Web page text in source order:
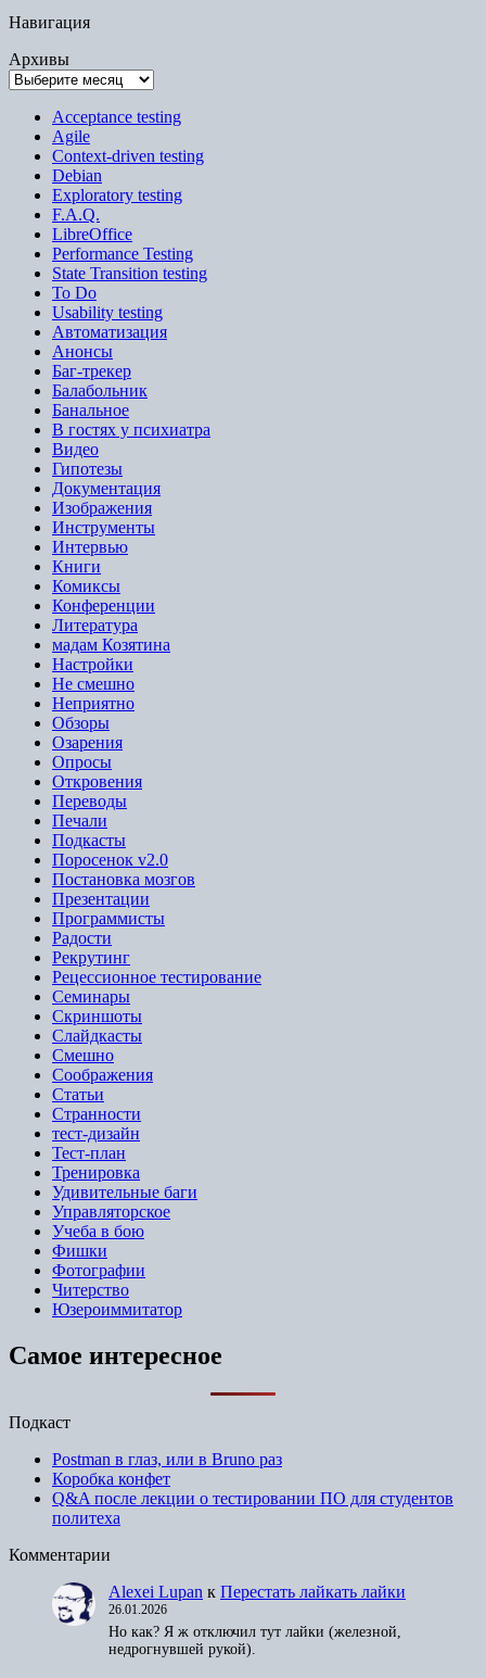
Навигация
Архивы
Acceptance testing
Agile
Context-driven testing
Debian
Exploratory testing
F.A.Q.
LibreOffice
Performance Testing
State Transition testing
To Do
Usability testing
Автоматизация
Анонсы
Баг-трекер
Балабольник
Банальное
В гостях у психиатра
Видео
Гипотезы
Документация
Изображения
Инструменты
Интервью
Книги
Комиксы
Конференции
Литература
мадам Козятина
Настройки
Не смешно
Неприятно
Обзоры
Озарения
Опросы
Откровения
Переводы
Печали
Подкасты
Поросенок v2.0
Постановка мозгов
Презентации
Программисты
Радости
Рекрутинг
Рецессионное тестирование
Семинары
Скриншоты
Слайдкасты
Смешно
Соображения
Статьи
Странности
тест-дизайн
Тест-план
Тренировка
Удивительные баги
Управляторское
Учеба в бою
Фишки
Фотографии
Читерство
Юзероиммитатор
Самое интересное
Подкаст
Postman в глаз, или в Bruno раз
Коробка конфет
Q&A после лекции о тестировании ПО для студентов
политеха
Комментарии
Alexei Lupan к Перестать лайкать лайки
26.01.2026
Но как? Я ж отключил тут лайки (железной,
недрогнувшей рукой).